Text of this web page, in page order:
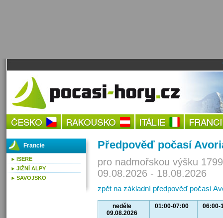
Předpověď počasí
pro nadmořskou výšku
09.08.2026 - 18.08.2026
zpět na základní předpověď počasí
neděle
09.08.2026
01:00-07:00 06:00-
Francie
ISERE
JIŽNÍ ALPY
SAVOJSKO